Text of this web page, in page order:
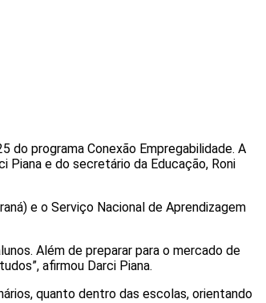
do programa Conexão Empregabilidade. A
e do secretário da Educação, Roni
e o Serviço Nacional de Aprendizagem
Além de preparar para o mercado de
afirmou Darci Piana.
quanto dentro das escolas, orientando